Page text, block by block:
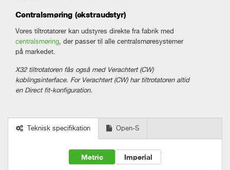
Centralsmøring (ekstraudstyr)
Vores tiltrotatorer kan udstyres direkte fra fabrik med
centralsmøring, der passer til alle centralsmøresystemer
på markedet.
X32 tiltrotatoren fås også med Verachtert (CW)
koblingsinterface. For Verachtert (CW) har tiltrotatoren altid
en Direct fit-konfiguration.
Teknisk specifikation Open-S
Metric Imperial